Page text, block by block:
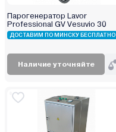
Парогенератор Lavor
Professional GV Vesuvio 30
ДОСТАВИМ ПО МИНСКУ БЕСПЛАТНО
Наличие уточняйте